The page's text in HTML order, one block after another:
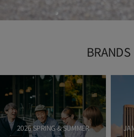
BRANDS
2026 SPRING & SUMMER